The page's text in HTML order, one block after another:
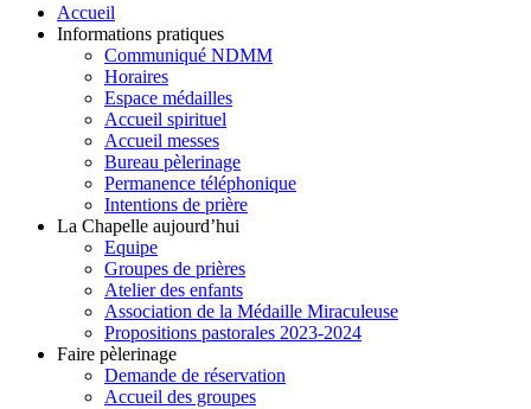
Accueil
Informations pratiques
Communiqué NDMM
Horaires
Espace médailles
Accueil spirituel
Accueil messes
Bureau pèlerinage
Permanence téléphonique
Intentions de prière
La Chapelle aujourd’hui
Equipe
Groupes de prières
Atelier des enfants
Association de la Médaille Miraculeuse
Propositions pastorales 2023-2024
Faire pèlerinage
Demande de réservation
Accueil des groupes